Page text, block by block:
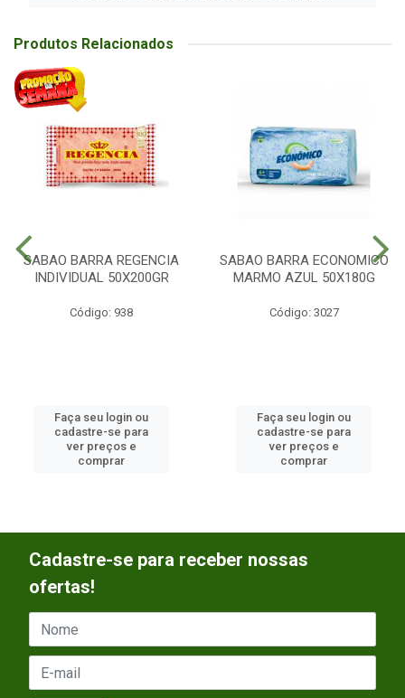
Produtos Relacionados
SABAO BARRA REGENCIA
INDIVIDUAL 50X200GR
Código: 938
Faça seu login ou
cadastre-se para
ver preços e
comprar
SABAO BARRA ECONOMICO
MARMO AZUL 50X180G
Código: 3027
Faça seu login ou
cadastre-se para
ver preços e
comprar
Cadastre-se para receber nossas
ofertas!